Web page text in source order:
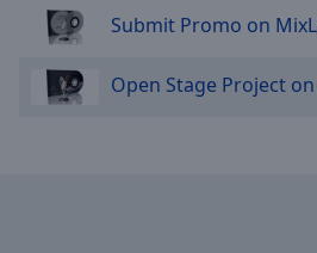
Submit Promo on
Open Stage Project